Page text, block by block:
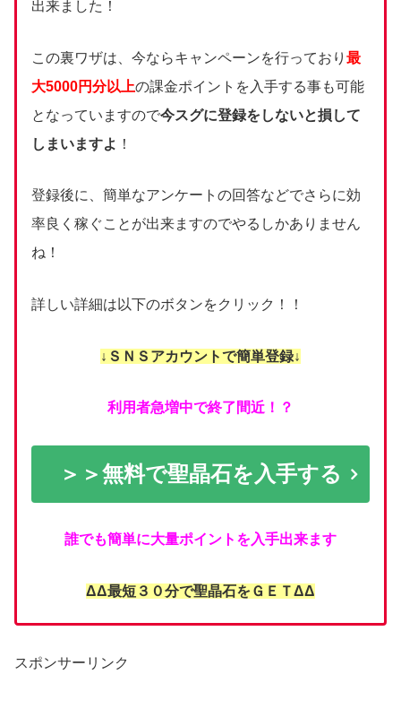
出来ました！
この裏ワザは、今ならキャンペーンを行っており 最
大5000円分以上の課金ポイントを入手する事も可能
となっていますので今スグに登録をしないと損して
しまいますよ ！
登録後に、簡単なアンケートの回答などでさらに効
率良く稼ぐことが出来ますのでやるしかありません
ね！
詳しい詳細は以下のボタンをクリック！！
↓ＳＮＳアカウントで簡単登録↓
利用者急増中で終了間近！？
＞＞無料で聖晶石を入手する
誰でも簡単に大量ポイントを入手出来ます
ΔΔ最短３０分で聖晶石をＧＥＴΔΔ
スポンサーリンク